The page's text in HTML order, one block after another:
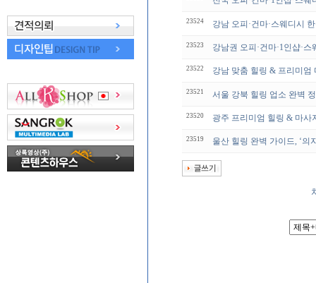
23524 강남 오피·건마·스웨디시
23523 강남권 오피·건마·1인샵·
23522 강남 맞춤 힐링 & 프리미엄
23521 서울 강북 힐링 업소 완벽
23520 광주 프리미엄 힐링 & 마사
23519 울산 힐링 완벽 가이드, ‘의